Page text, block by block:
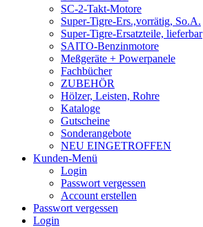
SC-2-Takt-Motore
Super-Tigre-Ers.,vorrätig, So.A.
Super-Tigre-Ersatzteile, lieferbar
SAITO-Benzinmotore
Meßgeräte + Powerpanele
Fachbücher
ZUBEHÖR
Hölzer, Leisten, Rohre
Kataloge
Gutscheine
Sonderangebote
NEU EINGETROFFEN
Kunden-Menü
Login
Passwort vergessen
Account erstellen
Passwort vergessen
Login